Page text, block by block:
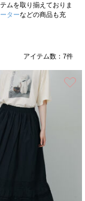
ムを取り揃えておりま
ターなどの商品も充
アイテム数： 7件